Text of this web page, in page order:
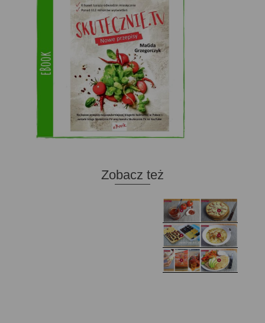
Zobacz też
Domowy ketchup (bez
cukru)
Tarta francuska z
cebulą i pomidorem
Domowe żelki
Zupa kurkowa z
selerem i pietruszką